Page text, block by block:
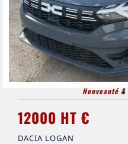
Nouveauté&
12000 HT €
DACIA LOGAN